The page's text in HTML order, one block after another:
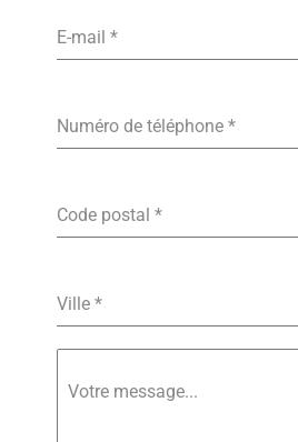
E-mail*
Numéro de téléphone*
Code postal*
Ville*
Votre message...